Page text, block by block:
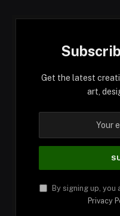
Get the latest
art,
By signing up,
Privacy